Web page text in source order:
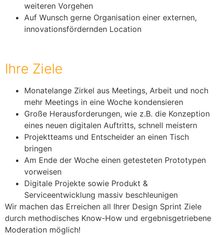
weiteren Vorgehen
Auf Wunsch gerne Organisation einer externen,
innovationsfördernden Location
Ihre Ziele
Monatelange Zirkel aus Meetings, Arbeit und noch
mehr Meetings in eine Woche kondensieren
Große Herausforderungen, wie z.B. die Konzeption
eines neuen digitalen Auftritts, schnell meistern
Projektteams und Entscheider an einen Tisch
bringen
Am Ende der Woche einen getesteten Prototypen
vorweisen
Digitale Projekte sowie Produkt &
Serviceentwicklung massiv beschleunigen
Wir machen das Erreichen all Ihrer Design Sprint Ziele
durch methodisches Know-How und ergebnisgetriebene
Moderation möglich!